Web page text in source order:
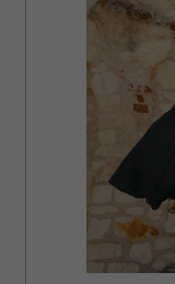
analizować ruch
korzystasz z
Partnerzy mogą
otrzymanymi od
korzystania z ich